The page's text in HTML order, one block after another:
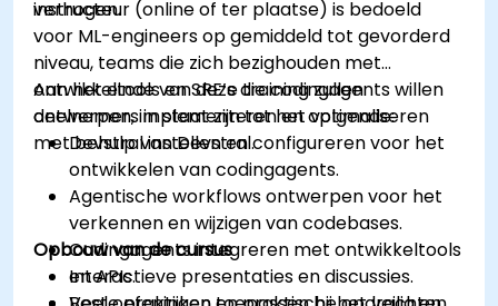
verhogen.
instructeur (online of ter plaatse) is bedoeld
voor ML-engineers op gemiddeld tot gevorderd
niveau, teams die zich bezighouden met
ontwikkeltools en SRE’s die codingagents willen
ontwerpen, implementeren en optimaliseren
met behulp van Devstral.
Aan het einde van deze training zullen
deelnemers in staat zijn tot het volgende:
Devstral instellen en configureren voor het
ontwikkelen van codingagents.
Agentische workflows ontwerpen voor het
verkennen en wijzigen van codebases.
Codingagents integreren met ontwikkeltools
en APIs.
Opbouw van de cursus
Interactieve presentaties en discussies.